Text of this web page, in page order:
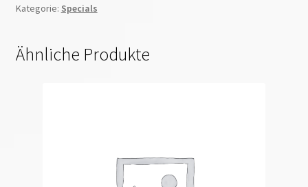
Kategorie: Specials
Ähnliche Produkte